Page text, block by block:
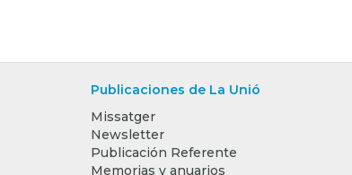
Publicaciones de La Unió
Missatger
Newsletter
Publicación Referente
Memorias y anuarios